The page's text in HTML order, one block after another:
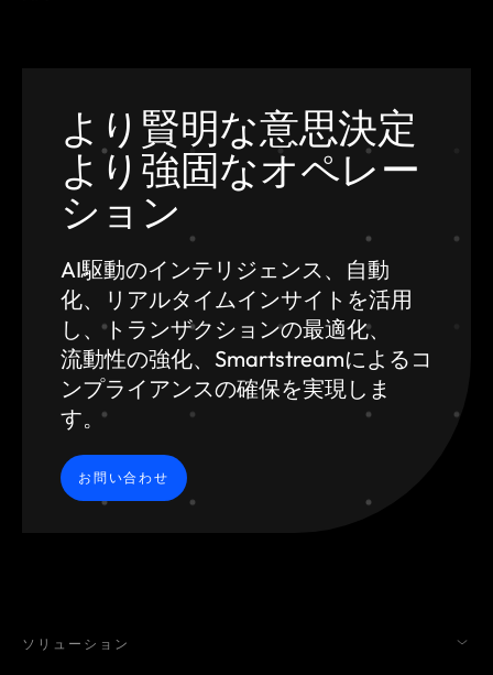
より賢明な意思決定
より強固なオペレー
ション
AI駆動のインテリジェンス、自動
化、
リアルタイムインサイトを活用
し、トランザクションの最適化、
流動性の強化、Smartstreamによるコ
ンプライアンスの確保を実現しま
す。
お問い合わせ
ソリューション